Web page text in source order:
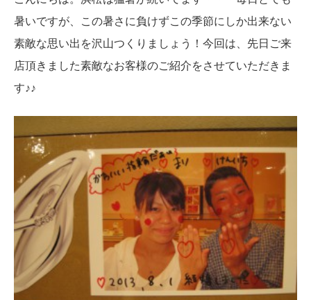
暑いですが、この暑さに負けずこの季節にしか出来ない
素敵な思い出を沢山つくりましょう！ 今回は、先日ご来
店頂きました素敵なお客様のご紹介をさせていただきま
す♪♪